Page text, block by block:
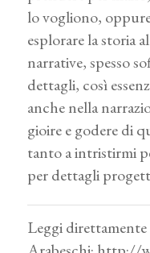
lo vogliono,
esplorare la storia
narrative, spesso
dettagli, così
anche nella
gioire e godere di
tanto a intristirmi
per dettagli
Leggi